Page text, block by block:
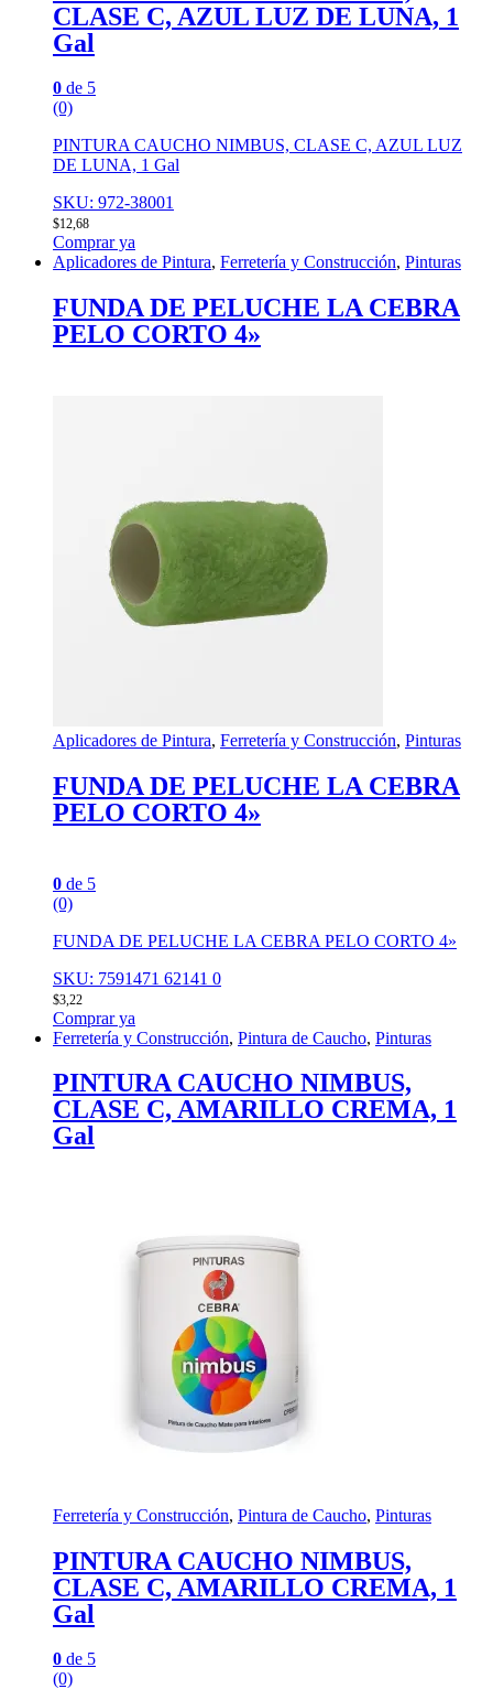
CLASE C, AZUL LUZ DE LUNA, 1
Gal
0 de 5
(0)
PINTURA CAUCHO NIMBUS, CLASE C, AZUL LUZ
DE LUNA, 1 Gal
SKU: 972-38001
$12,68
Comprar ya
Aplicadores de Pintura, Ferretería y Construcción, Pinturas
FUNDA DE PELUCHE LA CEBRA
PELO CORTO 4»
Aplicadores de Pintura, Ferretería y Construcción, Pinturas
FUNDA DE PELUCHE LA CEBRA
PELO CORTO 4»
0 de 5
(0)
FUNDA DE PELUCHE LA CEBRA PELO CORTO 4»
SKU: 7591471 62141 0
$3,22
Comprar ya
Ferretería y Construcción, Pintura de Caucho, Pinturas
PINTURA CAUCHO NIMBUS,
CLASE C, AMARILLO CREMA, 1
Gal
Ferretería y Construcción, Pintura de Caucho, Pinturas
PINTURA CAUCHO NIMBUS,
CLASE C, AMARILLO CREMA, 1
Gal
0 de 5
(0)